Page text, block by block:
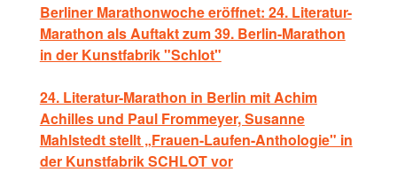
Berliner Marathonwoche eröffnet: 24. Literatur-
Marathon als Auftakt zum 39. Berlin-Marathon
in der Kunstfabrik "Schlot"
24. Literatur-Marathon in Berlin mit Achim
Achilles und Paul Frommeyer, Susanne
Mahlstedt stellt „Frauen-Laufen-Anthologie" in
der Kunstfabrik SCHLOT vor